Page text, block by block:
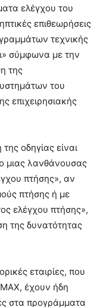
ελέγχου του
επιθεωρήσεις
τεχνικής
σύμφωνα με την
της
του
επιχειρησιακής
οδηγίας είναι
μιας λανθάνουσας
πτήσης», αν
πτήσης ή με
ελέγχου πτήσης»,
της δυνατότητας
εταιρίες, που
έχουν ήδη
στα προγράμματα